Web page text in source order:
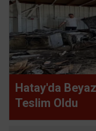
Hatay'da
Teslim Oldu